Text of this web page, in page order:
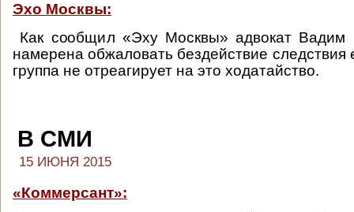
Эхо Москвы:
Как сообщил «Эху Москвы» адвокат Вадим
намерена обжаловать бездействие следствия
группа не отреагирует на это ходатайство.
В СМИ
15 ИЮНЯ 2015
«Коммерсант»: